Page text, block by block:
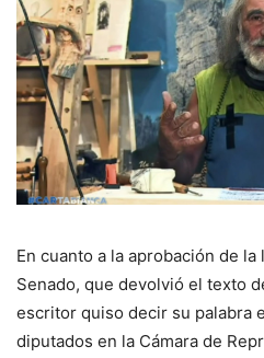
En cuanto a la aprobación de la
Senado, que devolvió el texto
escritor quiso decir su palabra
diputados en la Cámara de